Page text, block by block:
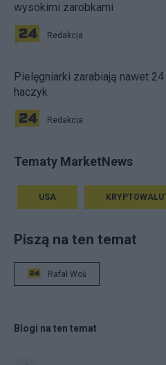
wysokimi zarobkami
Redakcja
Pielęgniarki zarabiają nawet
haczyk
Redakcja
Tematy MarketNews
USA
Piszą na ten temat
Rafał Woś
Blogi na ten temat